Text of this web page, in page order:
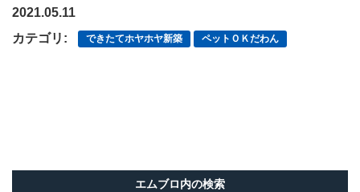
2021.05.11
カテゴリ:
できたてホヤホヤ新築 ペットＯＫだわん
エムブロ内の検索